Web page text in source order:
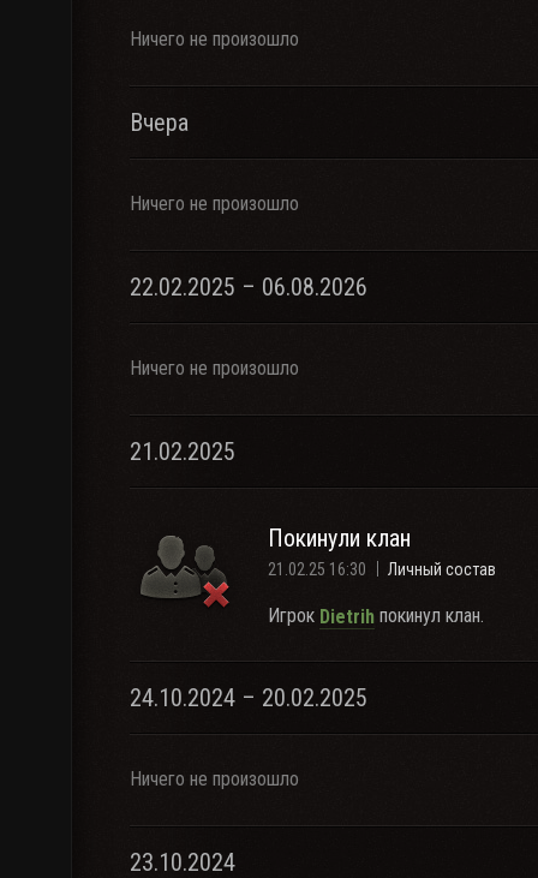
Ничего не произошло
Вчера
Ничего не произошло
22.02.2025 – 06.08.2026
Ничего не произошло
21.02.2025
Покинули клан
21.02.25 16:30 Личный состав
Игрок Dietrih покинул клан.
24.10.2024 – 20.02.2025
Ничего не произошло
23.10.2024